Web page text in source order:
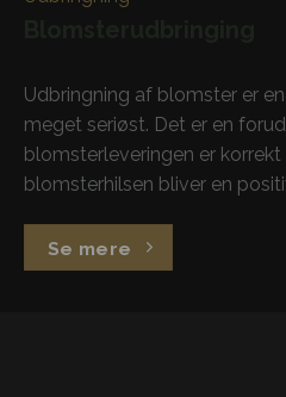
Udbringning af blomster er
meget seriøst. Det er en
blomsterleveringen er
blomsterhilsen bliver en
Se mere